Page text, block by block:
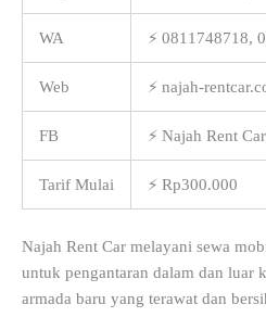
WA ⚡ 0811748718,
Web ⚡ najah-
FB ⚡ Najah Rent Car
Tarif Mulai ⚡ Rp300.000
Najah Rent Car melayani sewa
untuk pengantaran dalam dan luar
armada baru yang terawat dan